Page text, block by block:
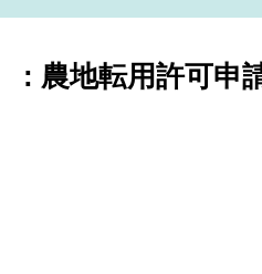
: 農地転用許可申